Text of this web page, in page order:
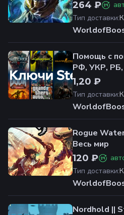
264 ₽
Тип доставки:
Помощь с
РФ, УКР,
1,20 ₽
Тип доставки:
Rogue
Весь мир
120 ₽
Тип доставки:
Nordhold ||